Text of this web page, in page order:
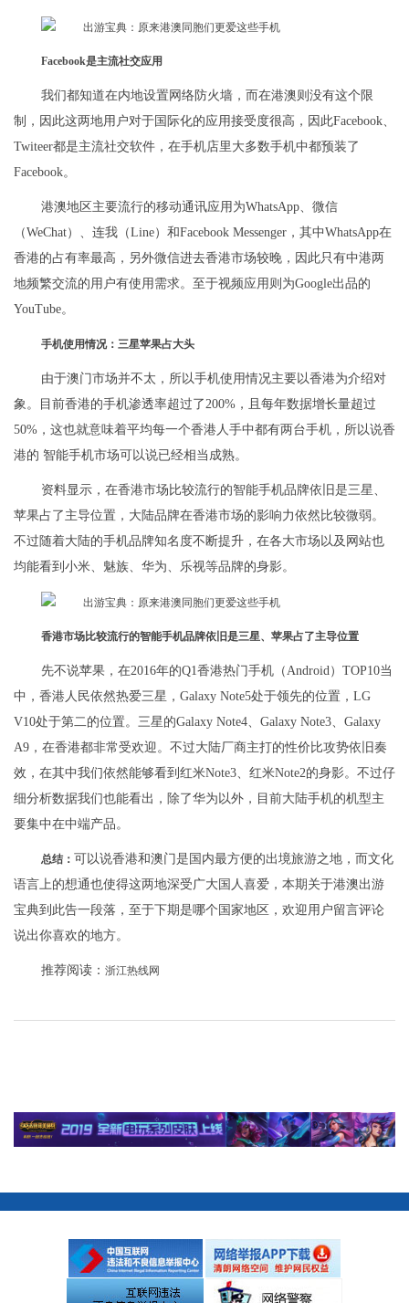
Facebook是主流社交应用
我们都知道在内地设置网络防火墙，而在港澳则没有这个限
制，因此这两地用户对于国际化的应用接受度很高，因此Facebook、
Twiteer都是主流社交软件，在手机店里大多数手机中都预装了
Facebook。
港澳地区主要流行的移动通讯应用为WhatsApp、微信
（WeChat）、连我（Line）和Facebook Messenger，其中WhatsApp在
香港的占有率最高，另外微信进去香港市场较晚，因此只有中港两
地频繁交流的用户有使用需求。至于视频应用则为Google出品的
YouTube。
手机使用情况：三星苹果占大头
由于澳门市场并不太，所以手机使用情况主要以香港为介绍对
象。目前香港的手机渗透率超过了200%，且每年数据增长量超过
50%，这也就意味着平均每一个香港人手中都有两台手机，所以说香
港的 智能手机市场可以说已经相当成熟。
资料显示，在香港市场比较流行的智能手机品牌依旧是三星、
苹果占了主导位置，大陆品牌在香港市场的影响力依然比较微弱。
不过随着大陆的手机品牌知名度不断提升，在各大市场以及网站也
均能看到小米、魅族、华为、乐视等品牌的身影。
香港市场比较流行的智能手机品牌依旧是三星、苹果占了主导位置
先不说苹果，在2016年的Q1香港热门手机（Android）TOP10当
中，香港人民依然热爱三星，Galaxy Note5处于领先的位置，LG
V10处于第二的位置。三星的Galaxy Note4、Galaxy Note3、Galaxy
A9，在香港都非常受欢迎。不过大陆厂商主打的性价比攻势依旧奏
效，在其中我们依然能够看到红米Note3、红米Note2的身影。不过仔
细分析数据我们也能看出，除了华为以外，目前大陆手机的机型主
要集中在中端产品。
总结： 可以说香港和澳门是国内最方便的出境旅游之地，而文化
语言上的想通也使得这两地深受广大国人喜爱，本期关于港澳出游
宝典到此告一段落，至于下期是哪个国家地区，欢迎用户留言评论
说出你喜欢的地方。
推荐阅读： 浙江热线网